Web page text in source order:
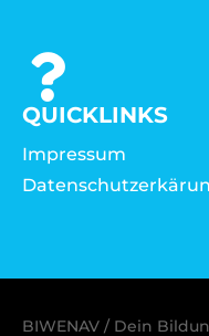
QUICKLINKS
Impressum
BIWENAV / Dein